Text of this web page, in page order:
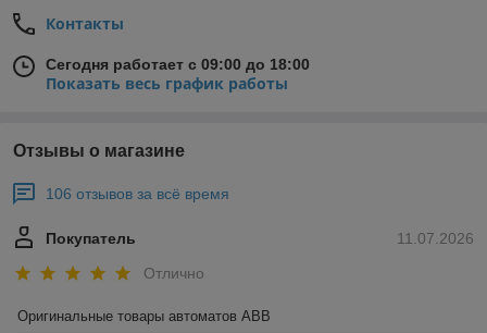
Контакты
Сегодня работает с 09:00 до 18:00
Показать весь график работы
Отзывы о магазине
106 отзывов за всё время
11.07.2026
Покупатель
Отлично
Оригинальные товары автоматов ABB